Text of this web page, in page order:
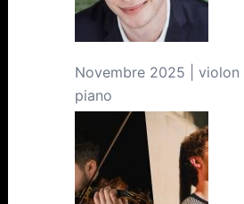
Novembre 2025 | violon
piano